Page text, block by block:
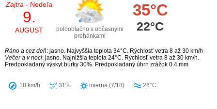
Zajtra - Nedeľa
9.
AUGUST
polooblačno s občasnými
prehánkami
35°C
22°C
Ráno a cez deň: jasno. Najvyššia teplota 34°C. Rýchlosť vetra 8 až 30 km/h
Večer a v noci: jasno. Najnižšia teplota 24°C. Rýchlosť vetra 8 až 30 km/h.
Predpokladaný výskyt búrky 30%. Predpokladaný úhrn zrážok 0.4 mm
18 km/h 31% mierna (7/18) 26°C